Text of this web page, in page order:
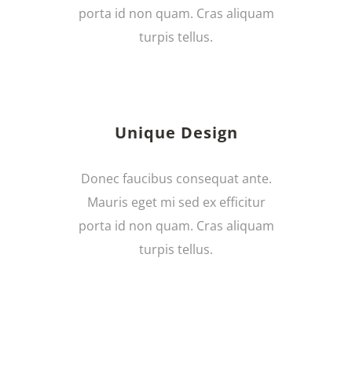
porta id non quam. Cras aliquam
turpis tellus.
Unique Design
Donec faucibus consequat ante.
Mauris eget mi sed ex efficitur
porta id non quam. Cras aliquam
turpis tellus.